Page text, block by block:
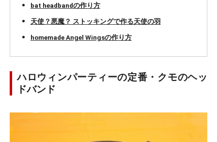
bat headbandの作り方
天使？悪魔？ ストッキングで作る天使の羽
homemade Angel Wingsの作り方
ハロウィンパーティーの定番・クモのヘッ
ドバンド